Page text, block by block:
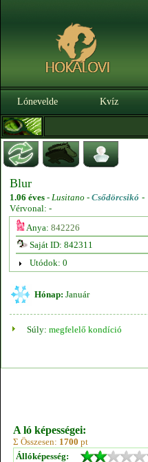
Lónevelde Kvíz
Blur
1.06 éves - Lusitano - Csődörcsikó -
Vérvonal: -
Anya: 842226
Saját ID: 842311
Utódok: 0
Hónap: Január
Súly: megfelelő kondíció
A ló képességei:
Σ Összesen: 1700 pt
Állóképesség: